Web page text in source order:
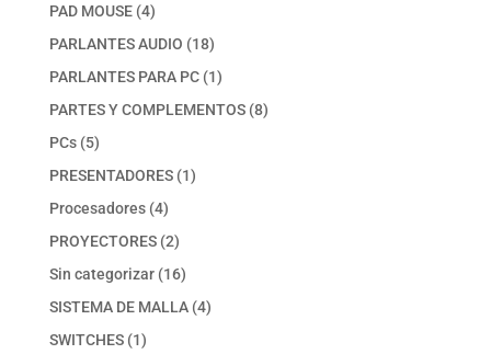
PAD MOUSE 44
productos
PARLANTES AUDIO 1818
productos
PARLANTES PARA PC 11
producto
PARTES Y COMPLEMENTOS 88
PCs 55
productos
PRESENTADORES 11
Procesadores 44
productos
PROYECTORES 22
productos
Sin categorizar 1616
productos
SISTEMA DE MALLA 44
SWITCHES 11